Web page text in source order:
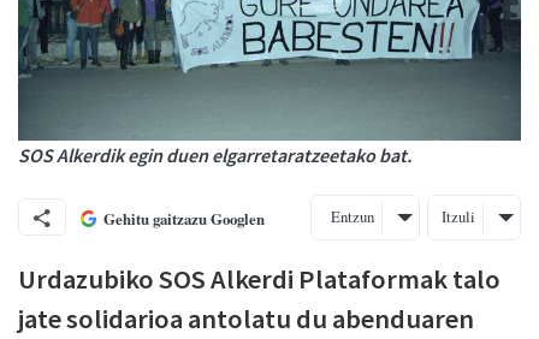
SOS Alkerdik egin duen elgarretaratzeetako bat.
Gehitu gaitzazu Googlen Entzun Itzuli
Urdazubiko SOS Alkerdi Plataformak talo
jate solidarioa antolatu du abenduaren